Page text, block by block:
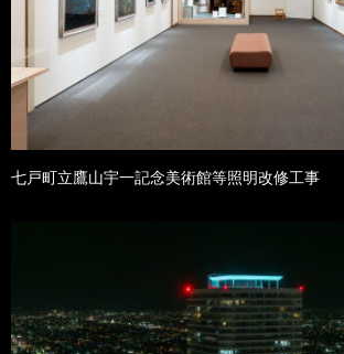
七戸町立鷹山宇一記念美術館等照明改修工事